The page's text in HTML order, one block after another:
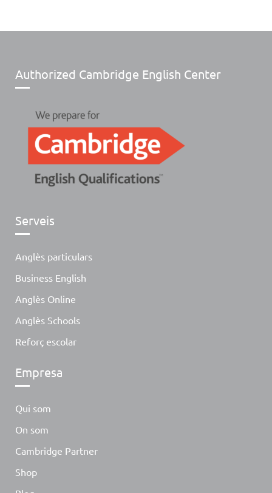
Authorized Cambridge English Center
Serveis
Anglès particulars
Business English
Anglès Online
Anglès Schools
Reforç escolar
Empresa
Qui som
On som
Cambridge Partner
Shop